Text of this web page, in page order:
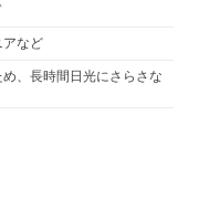
アなど
、長時間日光にさらさな